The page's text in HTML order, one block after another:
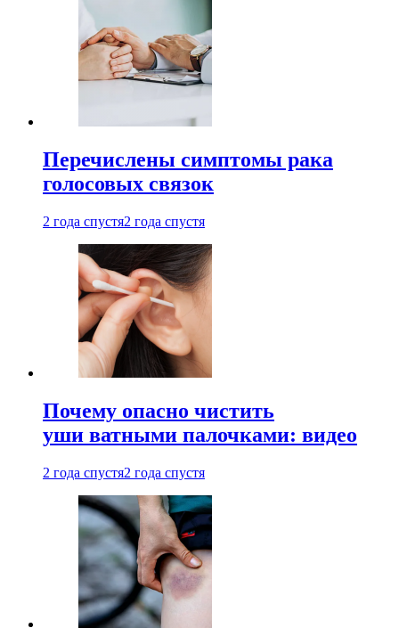
Перечислены симптомы рака
голосовых связок
2 года спустя2 года спустя
Почему опасно чистить
уши ватными палочками: видео
2 года спустя2 года спустя